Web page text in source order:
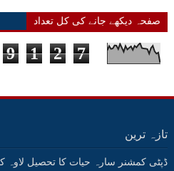
صفحہ دیکھے جانے کی کل تعداد
9 1 2 7
تازہ ترین
ڈپٹی کمشنر سارہ حیات کا تحصیل لاوہ